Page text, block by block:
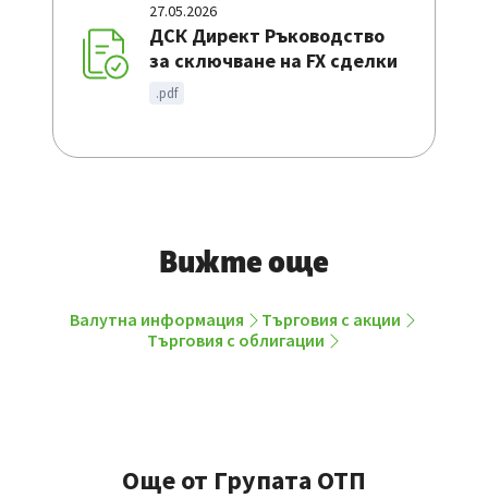
27.05.2026
ДСК Директ Ръководство
за сключване на FX сделки
.pdf
Вижте още
Валутна информация
Търговия с акции
Търговия с облигации
Още от Групата ОТП